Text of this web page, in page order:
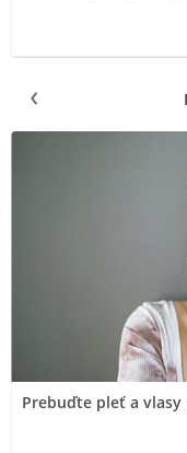
Prebuďte pleť a vlasy